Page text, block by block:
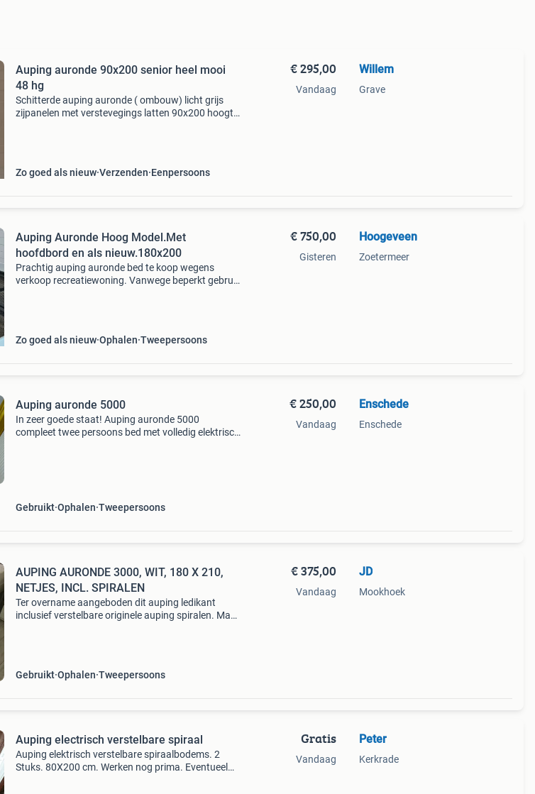
Auping auronde 90x200 senior heel mooi
48 hg
Schitterde auping auronde ( ombouw) licht grijs
zijpanelen met verstevegings latten 90x200 hoogte
Zo goed als nieuw Verzenden Eenpersoons
€ 295,00
Vandaag
Willem
Grave
Auping Auronde Hoog Model.Met
hoofdbord en als nieuw.180x200
Prachtig auping auronde bed te koop wegens
verkoop recreatiewoning. Vanwege beperkt gebruik
Zo goed als nieuw Ophalen Tweepersoons
€ 750,00
Gisteren
Hoogeveen
Zoetermeer
Auping auronde 5000
In zeer goede staat! Auping auronde 5000
compleet twee persoons bed met volledig elektrisch
Gebruikt Ophalen Tweepersoons
€ 250,00
Vandaag
Enschede
Enschede
AUPING AURONDE 3000, WIT, 180 X 210,
NETJES, INCL. SPIRALEN
Ter overname aangeboden dit auping ledikant
inclusief verstelbare originele auping spiralen. Maat
Gebruikt Ophalen Tweepersoons
€ 375,00
Vandaag
JD
Mookhoek
Auping electrisch verstelbare spiraal
Auping elektrisch verstelbare spiraalbodems. 2
Stuks. 80X200 cm. Werken nog prima. Eventueel
Gratis
Vandaag
Peter
Kerkrade